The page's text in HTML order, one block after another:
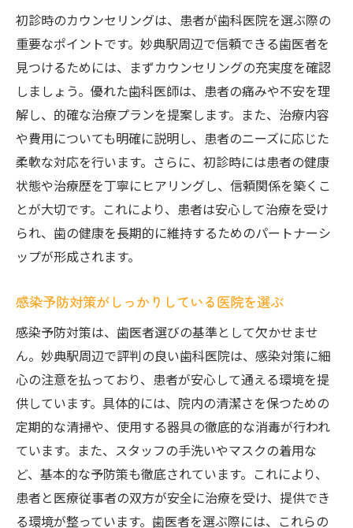
初診時のカウンセリングは、患者が歯科医院を選ぶ際の
重要なポイントです。妙典駅周辺で信頼できる歯医者を
見つけるためには、まずカウンセリングの充実度を確認
しましょう。優れた歯科医師は、患者の痛みや不安を理
解し、的確な治療プランを提案します。また、治療内容
や費用についても明確に説明し、患者のニーズに応じた
柔軟な対応を行います。さらに、初診時には患者の健康
状態や治療歴を丁寧にヒアリングし、信頼関係を築くこ
とが大切です。これにより、患者は安心して治療を受け
られ、歯の健康を長期的に維持するためのパートナーシ
ップが形成されます。
感染予防対策がしっかりしている医院を選ぶ
感染予防対策は、歯医者選びの基準として欠かせませ
ん。妙典駅周辺で評判の良い歯科医院は、感染対策に細
心の注意を払っており、患者が安心して通える環境を提
供しています。具体的には、院内の清潔さを保つための
定期的な清掃や、使用する器具の徹底的な消毒が行われ
ています。また、スタッフの手洗いやマスクの着用な
ど、基本的な予防策も徹底されています。これにより、
患者と医療従事者の双方が安全に治療を受け、提供でき
る環境が整っています。歯医者を選ぶ際には、これらの